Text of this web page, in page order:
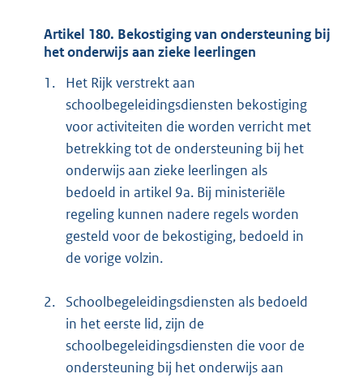
Artikel 180. Bekostiging van ondersteuning bij
het onderwijs aan zieke leerlingen
1.
Het Rijk verstrekt aan
schoolbegeleidingsdiensten bekostiging
voor activiteiten die worden verricht met
betrekking tot de ondersteuning bij het
onderwijs aan zieke leerlingen als
bedoeld in artikel 9a. Bij ministeriële
regeling kunnen nadere regels worden
gesteld voor de bekostiging, bedoeld in
de vorige volzin.
2.
Schoolbegeleidingsdiensten als bedoeld
in het eerste lid, zijn de
schoolbegeleidingsdiensten die voor de
ondersteuning bij het onderwijs aan